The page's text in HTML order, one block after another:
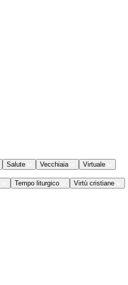
Salute Vecchiaia Virtuale
Tempo liturgico Virtù cristiane